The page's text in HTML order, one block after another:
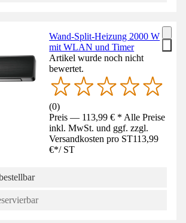
Wand-Split-Heizung 2000 W
mit WLAN und Timer
Artikel wurde noch nicht
bewertet.
(0)
Preis — 113,99 € * Alle Preise
inkl. MwSt. und ggf. zzgl.
Versandkosten pro ST113,99
€*/ ST